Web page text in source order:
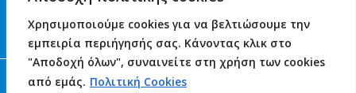
Χρησιμοποιούμε cookies για να βελτιώσουμε την
εμπειρία περιήγησής σας. Κάνοντας κλικ στο
"Αποδοχή όλων", συναινείτε στη χρήση των cookies
από εμάς. Πολιτική Cookies
Υγεία
Επικοινωνία
© 2026 Δήμος Κύμης - Αλιβερίου